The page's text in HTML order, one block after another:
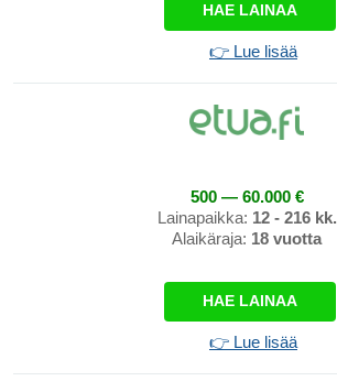
HAE LAINAA
👉 Lue lisää
500 — 60.000 €
Lainapaikka: 12 - 216 kk.
Alaikäraja: 18 vuotta
HAE LAINAA
👉 Lue lisää